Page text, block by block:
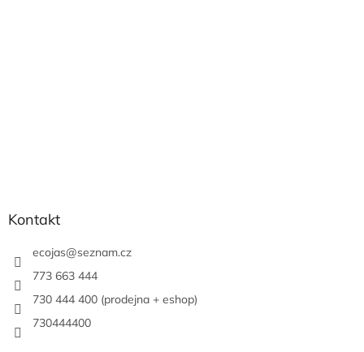
Kontakt
ecojas@seznam.cz
773 663 444
730 444 400 (prodejna + eshop)
730444400